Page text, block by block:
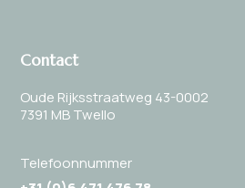
Contact
Oude Rijksstraatweg 43-0002
7391 MB Twello
Telefoonnummer